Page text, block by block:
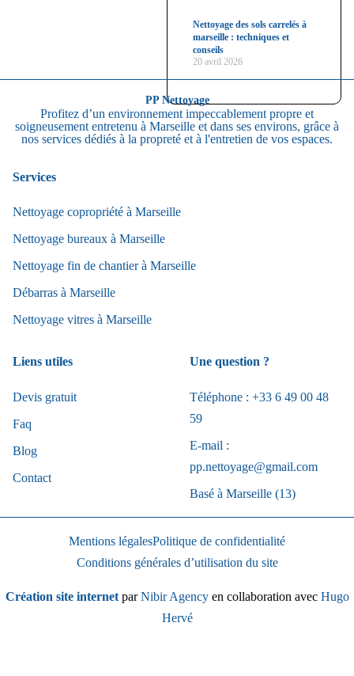
Nettoyage des sols carrelés à
marseille : techniques et
conseils
20 avril 2026
PP Nettoyage
Profitez d’un environnement impeccablement propre et
soigneusement entretenu à Marseille et dans ses environs, grâce à
nos services dédiés à la propreté et à l'entretien de vos espaces.
Services
Nettoyage copropriété à Marseille
Nettoyage bureaux à Marseille
Nettoyage fin de chantier à Marseille
Débarras à Marseille
Nettoyage vitres à Marseille
Liens utiles
Devis gratuit
Faq
Blog
Contact
Une question ?
Téléphone : +33 6 49 00 48
59
E-mail :
pp.nettoyage@gmail.com
Basé à Marseille (13)
Mentions légalesPolitique de confidentialité
Conditions générales d’utilisation du site
Création site internetparNibir Agencyen collaboration avec Hugo
Hervé